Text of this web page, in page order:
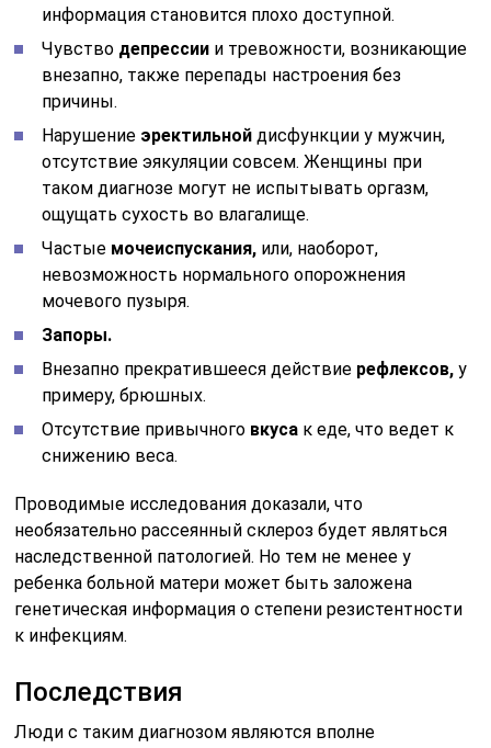
информация становится плохо доступной.
Чувство депрессии и тревожности, возникающие
внезапно, также перепады настроения без
причины.
Нарушение эректильной дисфункции у мужчин,
отсутствие эякуляции совсем. Женщины при
таком диагнозе могут не испытывать оргазм,
ощущать сухость во влагалище.
Частые мочеиспускания, или, наоборот,
невозможность нормального опорожнения
мочевого пузыря.
Запоры.
Внезапно прекратившееся действие рефлексов, у
примеру, брюшных.
Отсутствие привычного вкуса к еде, что ведет к
снижению веса.
Проводимые исследования доказали, что
необязательно рассеянный склероз будет являться
наследственной патологией. Но тем не менее у
ребенка больной матери может быть заложена
генетическая информация о степени резистентности
к инфекциям.
Последствия
Люди с таким диагнозом являются вполне